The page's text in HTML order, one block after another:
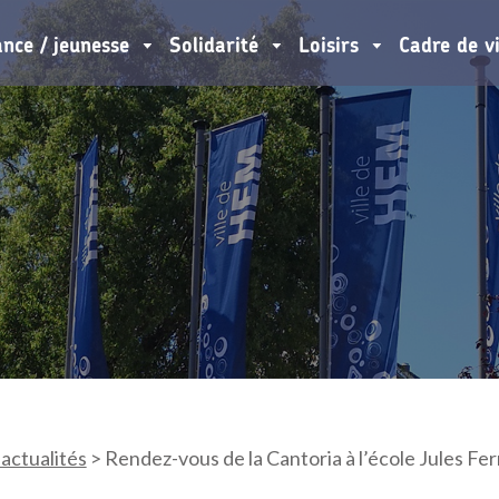
/ jeunesse Solidarité Loisirs Cadre de
> Rendez-vous de la Cantoria à l’école Jules